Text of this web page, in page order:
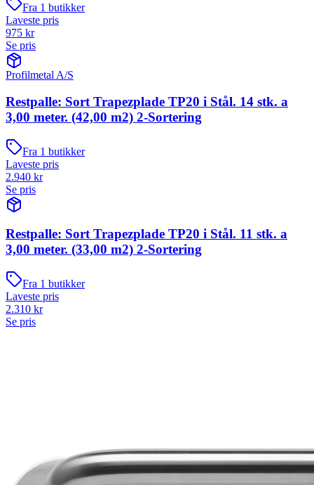
Fra 1 butikker
Laveste pris
975 kr
Se pris
Profilmetal A/S
Restpalle: Sort Trapezplade TP20 i Stål. 14 stk. a
3,00 meter. (42,00 m2) 2-Sortering
Fra 1 butikker
Laveste pris
2.940 kr
Se pris
Restpalle: Sort Trapezplade TP20 i Stål. 11 stk. a
3,00 meter. (33,00 m2) 2-Sortering
Fra 1 butikker
Laveste pris
2.310 kr
Se pris